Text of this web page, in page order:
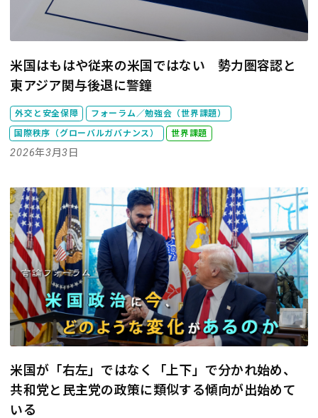
米国はもはや従来の米国ではない 勢力圏容認と
東アジア関与後退に警鐘
外交と安全保障 フォーラム／勉強会（世界課題）
国際秩序（グローバルガバナンス） 世界課題
2026年3月3日
米国が「右左」ではなく「上下」で分かれ始め、
共和党と民主党の政策に類似する傾向が出始めて
いる